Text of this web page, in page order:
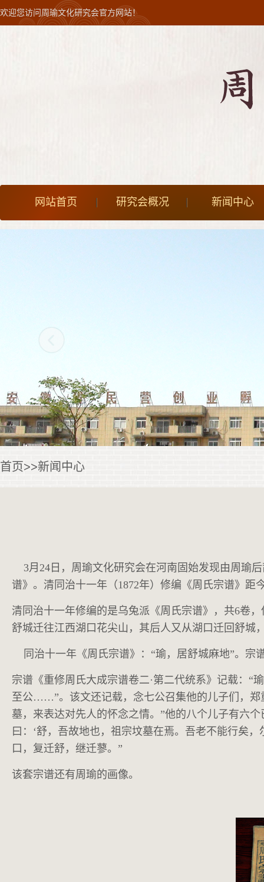
欢迎您访问周瑜文化研究会官方网站！
网站首页 研究会概况 新闻中心
首页>>新闻中心
3月24日，周瑜文化研究会在河南固始发现由周瑜
谱》。清同治十一年（1872年）修编《周氏宗谱》距
清同治十一年修编的是乌兔派《周氏宗谱》，共6卷
舒城迁往江西湖口花尖山，其后人又从湖口迁回舒城
同治十一年《周氏宗谱》：“瑜，居舒城麻地”。宗
宗谱《重修周氏大成宗谱卷二·第二代统系》记载：“
至公……”。该文还记载，念七公召集他的儿子们，郑
墓，来表达对先人的怀念之情。”他的八个儿子有六
曰：‘舒，吾故地也，祖宗坟墓在焉。吾老不能行矣
口，复迁舒，继迁蓼。”
该套宗谱还有周瑜的画像。